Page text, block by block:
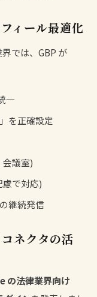
ィール最適化
では、GBP が
一
を正確設定
議室)
で対応)
継続発信
ネクタの活
の法律業界向け